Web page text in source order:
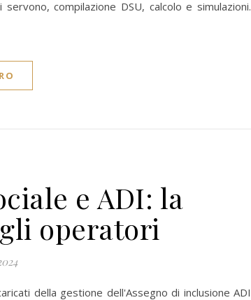
compilazione DSU, calcolo e simulazioni.
e ADI: la
operatori
della gestione dell'Assegno di inclusione ADI